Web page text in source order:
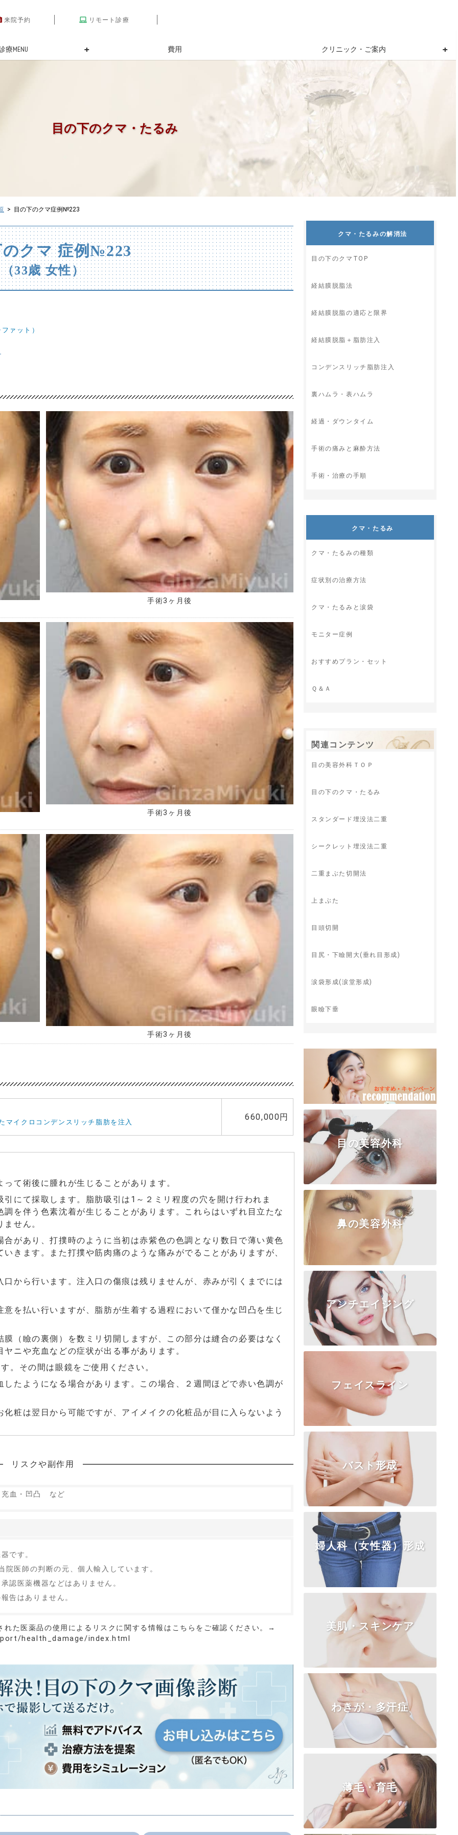
来院予約 リモート診療
療MENU 費用 クリニック・ご案内
目の下のクマ・たるみ
> 目の下のクマ症例№223
のクマ 症例№223
（33歳 女性）
ァット）
手術3ヶ月後
手術3ヶ月後
手術3ヶ月後
マイクロコンデンスリッチ脂肪を注入
660,000円
て術後に腫れが生じることがあります。
にて採取します。脂肪吸引は1～２ミリ程度の穴を開け行われま
を伴う色素沈着が生じることがあります。これらはいずれ目立たな
せん。
があり、打撲時のように当初は赤紫色の色調となり数日で薄い黄色
きます。また打撲や筋肉痛のような痛みがでることがありますが、
から行います。注入口の傷痕は残りませんが、赤みが引くまでには
を払い行いますが、脂肪が生着する過程において僅かな凹凸を生じ
（瞼の裏側）を数ミリ切開しますが、この部分は縫合の必要はなく
ニや充血などの症状が出る事があります。
。その間は眼鏡をご使用ください。
たようになる場合があります。この場合、２週間ほどで赤い色調が
粧は翌日から可能ですが、アイメイクの化粧品が目に入らないよう
リスクや副作用
充血・凹凸 など
です。
院医師の判断の元、個人輸入しています。
認医薬機器などはありません。
告はありません。
た医薬品の使用によるリスクに関する情報はこちらをご確認ください。→
health_damage/index.html
クマ・たるみの解消法
目の下のクマTOP
経結膜脱脂法
経結膜脱脂の適応と限界
経結膜脱脂＋脂肪注入
コンデンスリッチ脂肪注入
裏ハムラ・表ハムラ
経過・ダウンタイム
手術の痛みと麻酔方法
手術・治療の手順
クマ・たるみ
クマ・たるみの種類
症状別の治療方法
クマ・たるみと涙袋
モニター症例
おすすめプラン・セット
Ｑ＆Ａ
関連コンテンツ
目の美容外科ＴＯＰ
目の下のクマ・たるみ
スタンダード埋没法二重
シークレット埋没法二重
二重まぶた切開法
上まぶた
目頭切開
目尻・下瞼開大(垂れ目形成)
涙袋形成(涙堂形成)
眼瞼下垂
目の美容外科
クマ・たるみ
二重埋没法
上まぶた
目頭切開
涙袋 眼瞼下垂
鼻の美容外科
TOP 隆鼻術
鼻尖形成
鼻中隔延長
鼻柱・鼻翼基部
鼻骨・ワシ鼻
小鼻形成
アンチエイジング
TOP 糸リフト
ボトックス
ヒアルロン酸
フェイスリフト
フェイスライン
TOP 頬・顎の脂肪
アゴの整形
エラ・頬骨
バスト形成
TOP 乳房挙上・縮小
乳頭・乳輪
女性化乳房
婦人科（女性器）形成
小陰唇 副皮
クリトリス
処女膜 処女膜の切開
美肌・スキンケア
ピコシェア・ゼオスキン
わきが・多汗症
ビューホット高周波ＲＦ
BOTOX汗止め注射
皮弁法（保険適用）
薄毛・育毛